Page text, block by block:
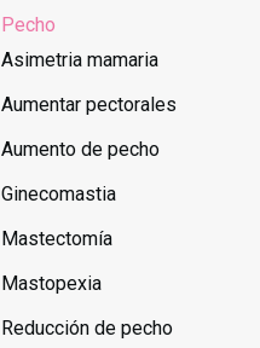
Pecho
Asimetria mamaria
Aumentar pectorales
Aumento de pecho
Ginecomastia
Mastectomía
Mastopexia
Reducción de pecho